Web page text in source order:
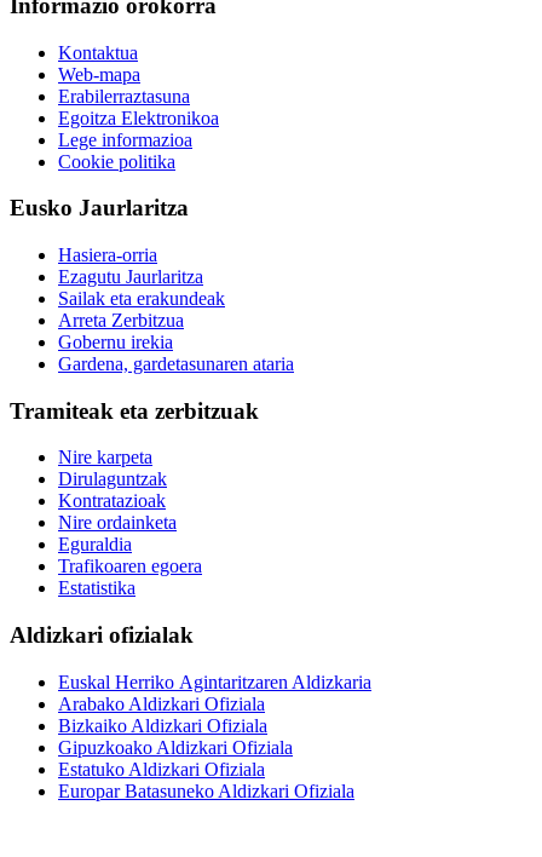
Informazio orokorra
Kontaktua
Web-mapa
Erabilerraztasuna
Egoitza Elektronikoa
Lege informazioa
Cookie politika
Eusko Jaurlaritza
Hasiera-orria
Ezagutu Jaurlaritza
Sailak eta erakundeak
Arreta Zerbitzua
Gobernu irekia
Gardena, gardetasunaren ataria
Tramiteak eta zerbitzuak
Nire karpeta
Dirulaguntzak
Kontratazioak
Nire ordainketa
Eguraldia
Trafikoaren egoera
Estatistika
Aldizkari ofizialak
Euskal Herriko Agintaritzaren Aldizkaria
Arabako Aldizkari Ofiziala
Bizkaiko Aldizkari Ofiziala
Gipuzkoako Aldizkari Ofiziala
Estatuko Aldizkari Ofiziala
Europar Batasuneko Aldizkari Ofiziala